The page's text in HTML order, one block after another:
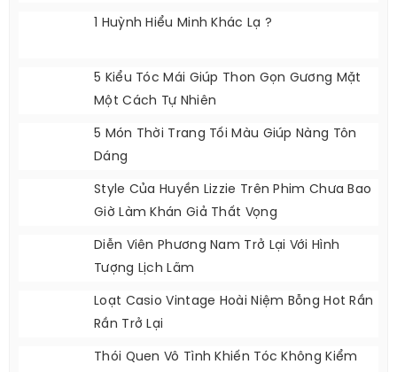
1 Huỳnh Hiểu Minh Khác Lạ ?
5 Kiểu Tóc Mái Giúp Thon Gọn Gương Mặt
Một Cách Tự Nhiên
5 Món Thời Trang Tối Màu Giúp Nàng Tôn
Dáng
Style Của Huyền Lizzie Trên Phim Chưa Bao
Giờ Làm Khán Giả Thất Vọng
Diễn Viên Phương Nam Trở Lại Với Hình
Tượng Lịch Lãm
Loạt Casio Vintage Hoài Niệm Bỗng Hot Rần
Rần Trở Lại
Thói Quen Vô Tình Khiến Tóc Không Kiểm